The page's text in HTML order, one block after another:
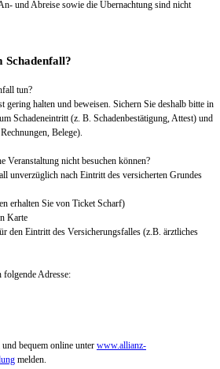
und Abreise sowie die Übernachtung sind nicht
Schadenfall?
tun?
gering halten und beweisen. Sichern Sie deshalb bitte in
Schadeneintritt (z. B. Schadenbestätigung, Attest) und
Belege).
Veranstaltung nicht besuchen können?
unverzüglich nach Eintritt des versicherten Grundes
erhalten Sie von Ticket Scharf)
Karte
den Eintritt des Versicherungsfalles (z.B. ärztliches
folgende Adresse:
bequem online unter www.allianz-
melden.